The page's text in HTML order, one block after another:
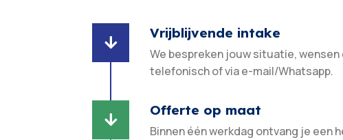

Vrijblijvende intake
We bespreken jouw situatie, wensen
telefonisch of via e-mail/Whatsapp.

Offerte op maat
Binnen één werkdag ontvang je een